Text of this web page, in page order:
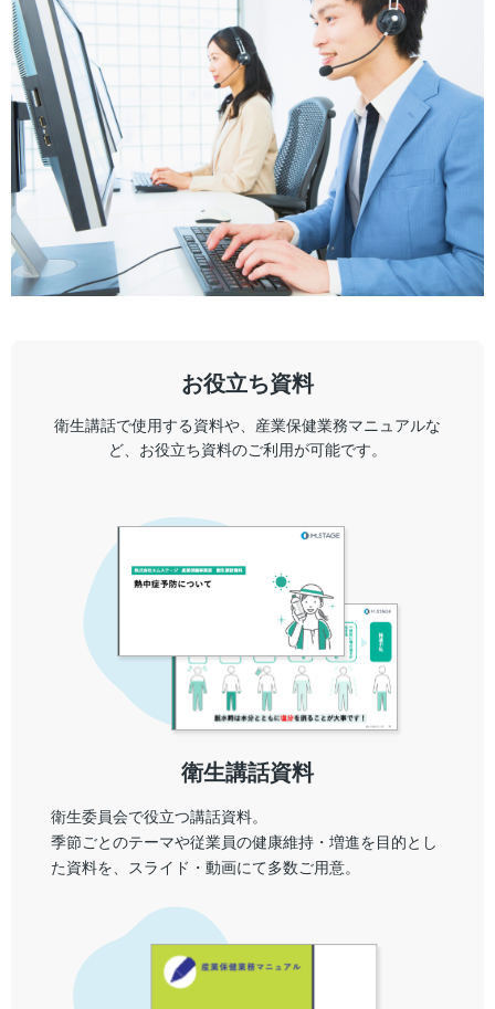
お役立ち資料
衛生講話で使用する資料や、産業保健業務マニュアルな
ど、お役立ち資料のご利用が可能です。
衛生講話資料
衛生委員会で役立つ講話資料。
季節ごとのテーマや従業員の健康維持・増進を目的とし
た資料を、スライド・動画にて多数ご用意。